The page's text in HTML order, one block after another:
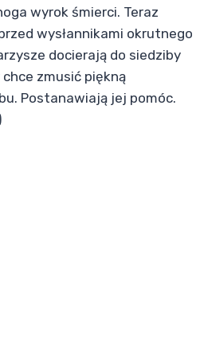
wyrok śmierci. Teraz
wysłannikami okrutnego
docierają do siedziby
zmusić piękną
Postanawiają jej pomóc.